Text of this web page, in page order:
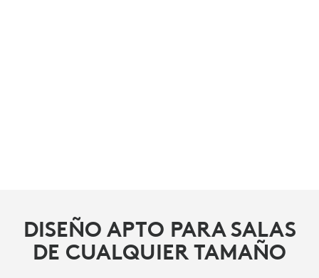
DISEÑO APTO PARA SALAS
DE CUALQUIER TAMAÑO
DISEÑO APTO PARA SALAS
DE CUALQUIER TAMAÑO
DISEÑO APTO PARA SALAS
DE CUALQUIER TAMAÑO